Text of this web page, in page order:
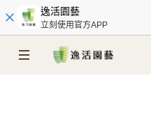
逸活園藝
立刻使用官方APP